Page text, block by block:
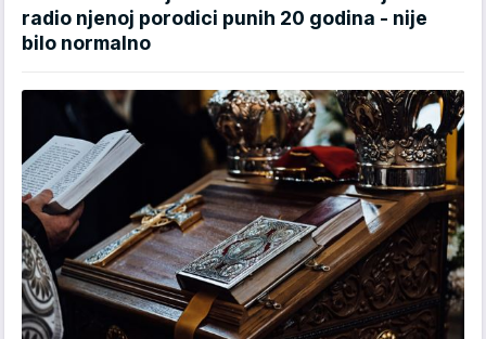
radio njenoj porodici punih 20 godina - nije
bilo normalno